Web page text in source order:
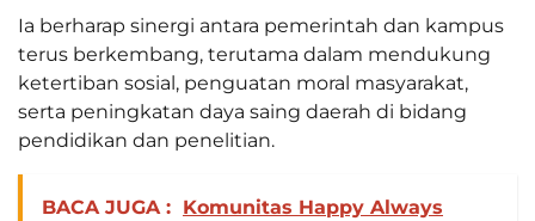
Ia berharap sinergi antara pemerintah dan kampus
terus berkembang, terutama dalam mendukung
ketertiban sosial, penguatan moral masyarakat,
serta peningkatan daya saing daerah di bidang
pendidikan dan penelitian.
BACA JUGA : Komunitas Happy Always